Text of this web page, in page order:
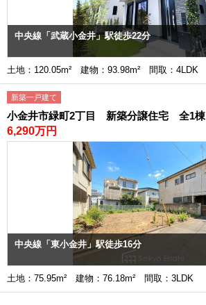
中央線「武蔵小金井」駅徒歩22分
土地：120.05m² 建物：93.98m² 間取：4LDK
新築一戸建て
小金井市緑町2丁目 新築分譲住宅 全1棟
6,290万円
中央線「東小金井」駅徒歩16分
土地：75.95m² 建物：76.18m² 間取：3LDK